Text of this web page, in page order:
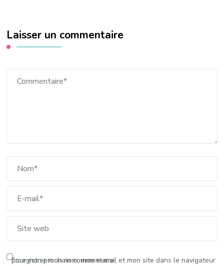
Laisser un commentaire
Enregistrer mon nom, mon e-mail et mon site dans le navigateur pour mon prochain commentaire.